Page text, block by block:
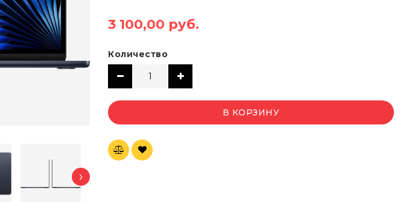
›
3 100,00 руб.
Количество
В КОРЗИНУ